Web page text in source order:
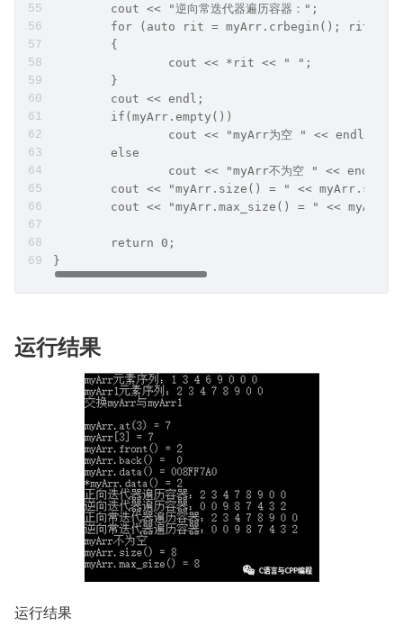
	cout << "逆向常迭代器遍历容器：";
for (auto rit = myArr.crbegin(); rit
	{
		cout << *rit << " ";
	}
	cout << endl;
	if(myArr.empty())
		cout << "myArr为空 " << endl;
	else
		cout << "myArr不为空 " << endl;
cout << "myArr.size() = " <<
cout << "myArr.max_size() = " <<
	return 0;
}
运行结果
运行结果